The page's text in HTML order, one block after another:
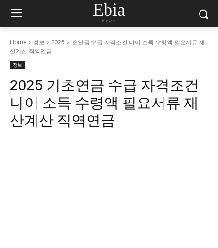
Ebia
news
Home 정보
2025 기초연금 수급 자격조건 나이 소득 수령액 필요서류 재
산계산 직역연금
정보
2025 기초연금 수급 자격조건
나이 소득 수령액 필요서류 재
산계산 직역연금